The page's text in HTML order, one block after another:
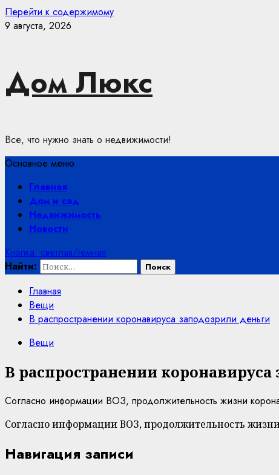
Перейти к содержимому
9 августа, 2026
Дом Люкс
Все, что нужно знать о недвижимости!
Основное меню
Главная
Дом и сад
Недвижимость
Новости
Кнопка: светлая/темная
Найти:
Главная
Вещи
В распространении коронавируса заподозрили деньги
Вещи
В распространении коронавируса
Согласно информации ВОЗ, продолжительность жизни
Согласно информации ВОЗ, продолжительность
Навигация записи